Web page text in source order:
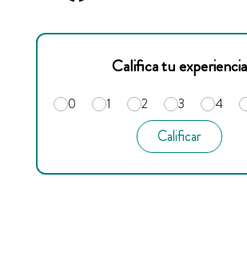
Califica tu experiencia
0 1 2 3 4
Calificar